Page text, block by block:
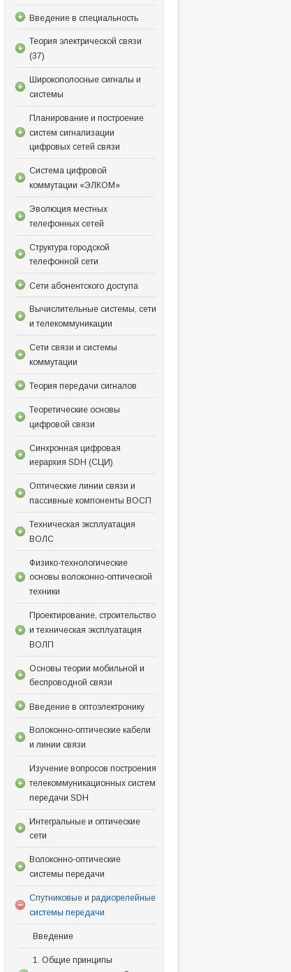
Введение в специальность
Теория электрической связи
(37)
Широкополосные сигналы и
системы
Планирование и построение
систем сигнализации
цифровых сетей связи
Система цифровой
коммутации «ЭЛКОМ»
Эволюция местных
телефонных сетей
Структура городской
телефонной сети
Сети абонентского доступа
Вычислительные системы, сети
и телекоммуникации
Сети связи и системы
коммутации
Теория передачи сигналов
Теоретические основы
цифровой связи
Синхронная цифровая
иерархия SDH (СЦИ)
Оптические линии связи и
пассивные компоненты ВОСП
Техническая эксплуатация
ВОЛС
Физико-технологические
основы волоконно-оптической
техники
Проектирование, строительство
и техническая эксплуатация
ВОЛП
Основы теории мобильной и
беспроводной связи
Введение в оптоэлектронику
Волоконно-оптические кабели
и линии связи
Изучение вопросов построения
телекоммуникационных систем
передачи SDH
Интегральные и оптические
сети
Волоконно-оптические
системы передачи
Спутниковые и радиорелейные
системы передачи
Введение
1. Общие принципы